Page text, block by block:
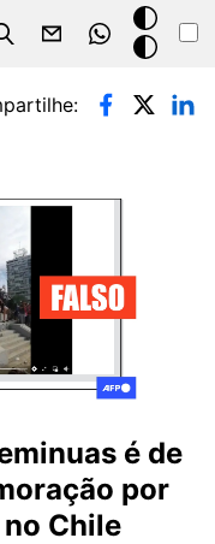
Search
Modo
escuro
é de
por
Chile